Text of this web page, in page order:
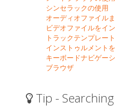
シンセラックの使用
オーディオファイル
ビデオファイルをイ
トラックテンプレー
インストゥルメント
キーボードナビゲー
ブラウザ
Tip -